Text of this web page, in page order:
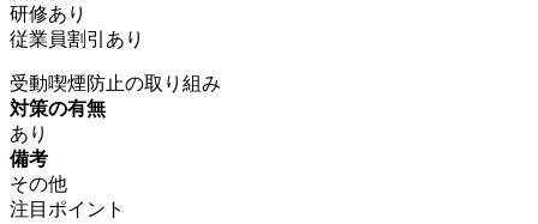
研修あり
従業員割引あり
受動喫煙防止の取り組み
対策の有無
あり
備考
その他
注目ポイント